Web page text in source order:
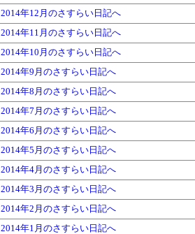
2014年12月のさすらい日記へ
2014年11月のさすらい日記へ
2014年10月のさすらい日記へ
2014年9月のさすらい日記へ
2014年8月のさすらい日記へ
2014年7月のさすらい日記へ
2014年6月のさすらい日記へ
2014年5月のさすらい日記へ
2014年4月のさすらい日記へ
2014年3月のさすらい日記へ
2014年2月のさすらい日記へ
2014年1月のさすらい日記へ